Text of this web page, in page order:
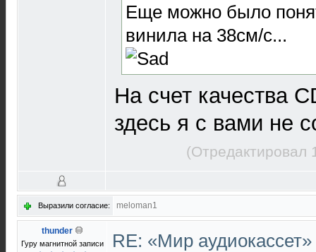
Еще можно было
винила на 38см/с...
На счет качества
здесь я с вами не
(Отредактировал
Выразили согласие: meloman1
thunder
Гуру магнитной записи
RE: «Мир